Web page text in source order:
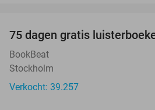
75 dagen gratis
BookBeat
Stockholm
Verkocht: 39.257